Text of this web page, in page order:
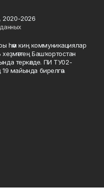
2020-2026
һәм киң коммуникациялар
хеҙмәттең Башҡортостан
теркәлде. ПИ ТУ02-
майында бирелгән.